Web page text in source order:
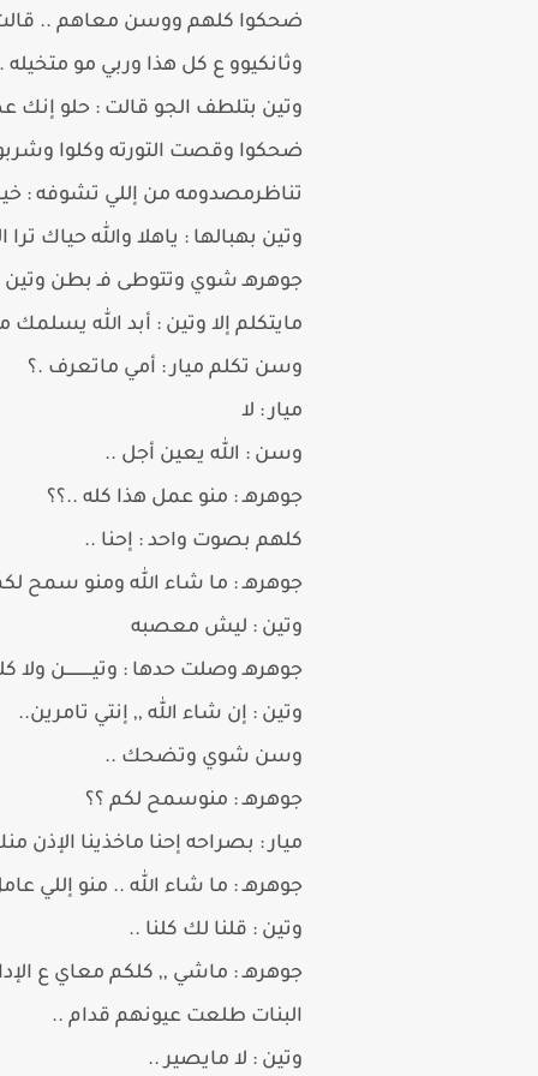
ضحكوا كلهم ووسن معاهم .. قالت
وثانكيوو ع كل هذا وربي مو متخيله
وتين بتلطف الجو قالت : حلو
ضحكوا وقصت التورته وكلوا
تناظرمصدومه من إللي تشوفه :
وتين بهبالها : ياهلا والله حياك
جوهرهـ شوي وتتوطى فـ بطن وتين
مايتكلم إلا وتين : أبد الله
وسن تكلم ميار : أمي ماتعرف .؟
ميار : لا
وسن : الله يعين أجل ..
جوهرهـ : منو عمل هذا كله ..؟؟
كلهم بصوت واحد : إحنا ..
جوهرهـ : ما شاء الله ومنو سمح
وتين : ليش معصبه
جوهرهـ وصلت حدها : وتيـــــــــــن ولا
وتين : إن شاء الله ,, إنتي تامرين..
وسن شوي وتضحك ..
جوهرهـ : منوسمح لكم ؟؟
ميار : بصراحه إحنا ماخذينا
جوهرهـ : ما شاء الله .. منو إللي
وتين : قلنا لك كلنا ..
جوهرهـ : ماشي ,, كلكم معاي ع
البنات طلعت عيونهم قدام ..
وتين : لا مايصير ..